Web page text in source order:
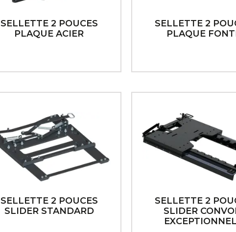
SELLETTE 2 POUCES
PLAQUE ACIER
SELLETTE 2
PLAQUE
SELLETTE 2 POUCES
SLIDER STANDARD
SELLETTE 2
SLIDER